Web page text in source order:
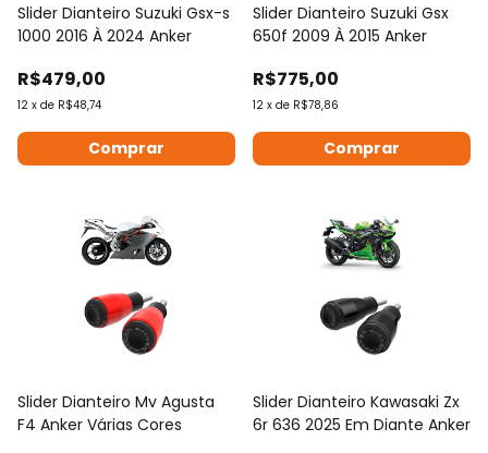
Slider Dianteiro Suzuki Gsx-s
1000 2016 À 2024 Anker
R$479,00
12 x de R$48,74
Comprar
Slider Dianteiro Suzuki Gsx
650f 2009 À 2015 Anker
R$775,00
12 x de R$78,86
Comprar
Slider Dianteiro Mv Agusta
F4 Anker Várias Cores
Slider Dianteiro Kawasaki Zx
6r 636 2025 Em Diante Anker